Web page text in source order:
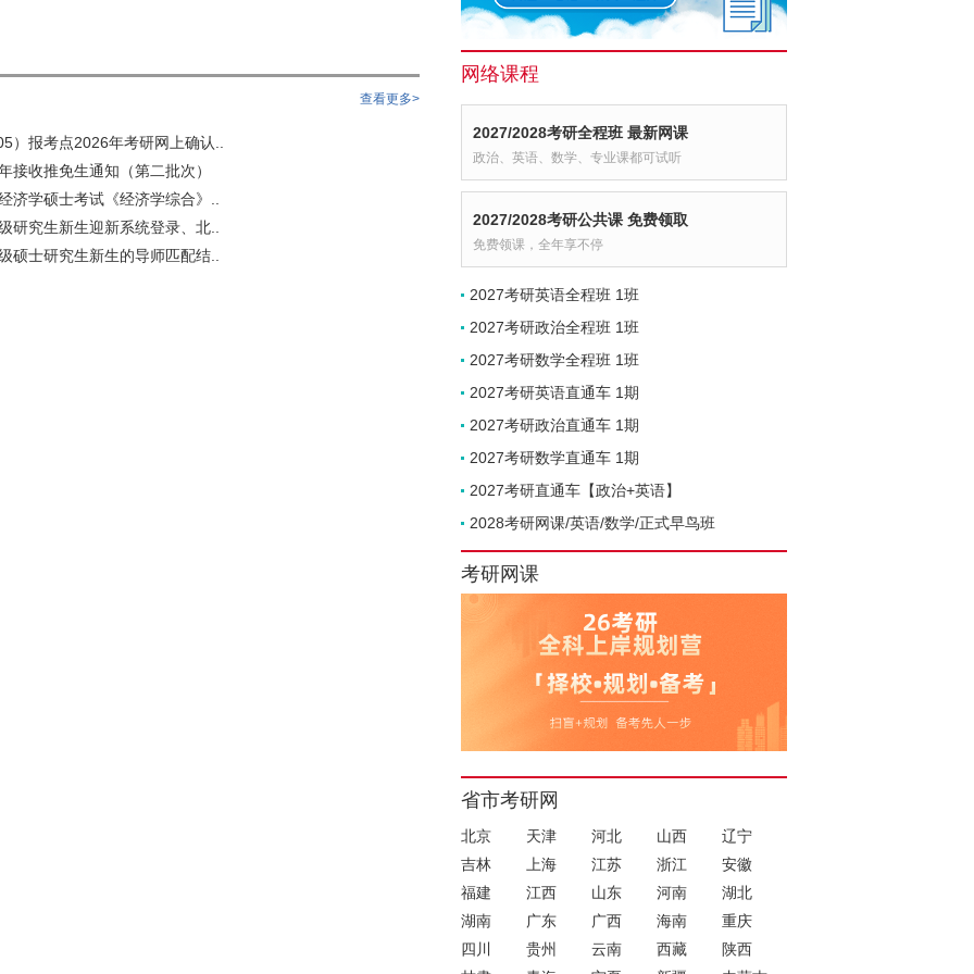
查看更多>
）报考点2026年考研网上确认..
接收推免生通知（第二批次）
济学硕士考试《经济学综合》..
研究生新生迎新系统登录、北..
硕士研究生新生的导师匹配结..
网络课程
2027/2028考研全程班 最新网课
政治、英语、数学、专业课都可试听
2027/2028考研公共课 免费领取
免费领课，全年享不停
2027考研英语全程班 1班
2027考研政治全程班 1班
2027考研数学全程班 1班
2027考研英语直通车 1期
2027考研政治直通车 1期
2027考研数学直通车 1期
2027考研直通车【政治+英语】
2028考研网课/英语/数学/正式早鸟班
考研网课
省市考研网
北京 天津 河北 山西
辽宁
吉林
上海 江苏 浙江
安徽
福建
江西 山东 河南
湖北
湖南
广东 广西 海南
重庆
四川
贵州 云南 西藏
陕西